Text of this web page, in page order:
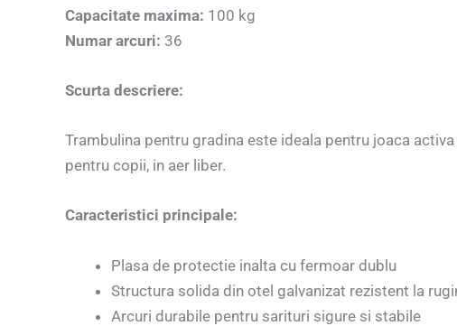
Capacitate maxima: 100 kg
Numar arcuri: 36
Scurta descriere:
Trambulina pentru gradina este ideala pentru joaca
pentru copii, in aer liber.
Caracteristici principale:
Plasa de protectie inalta cu fermoar dublu
Structura solida din otel galvanizat rezistent la
Arcuri durabile pentru sarituri sigure si stabile